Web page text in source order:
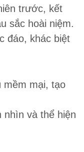
trước, kết
sắc hoài niệm.
đáo, khác biệt
mềm mại, tạo
và thể hiện